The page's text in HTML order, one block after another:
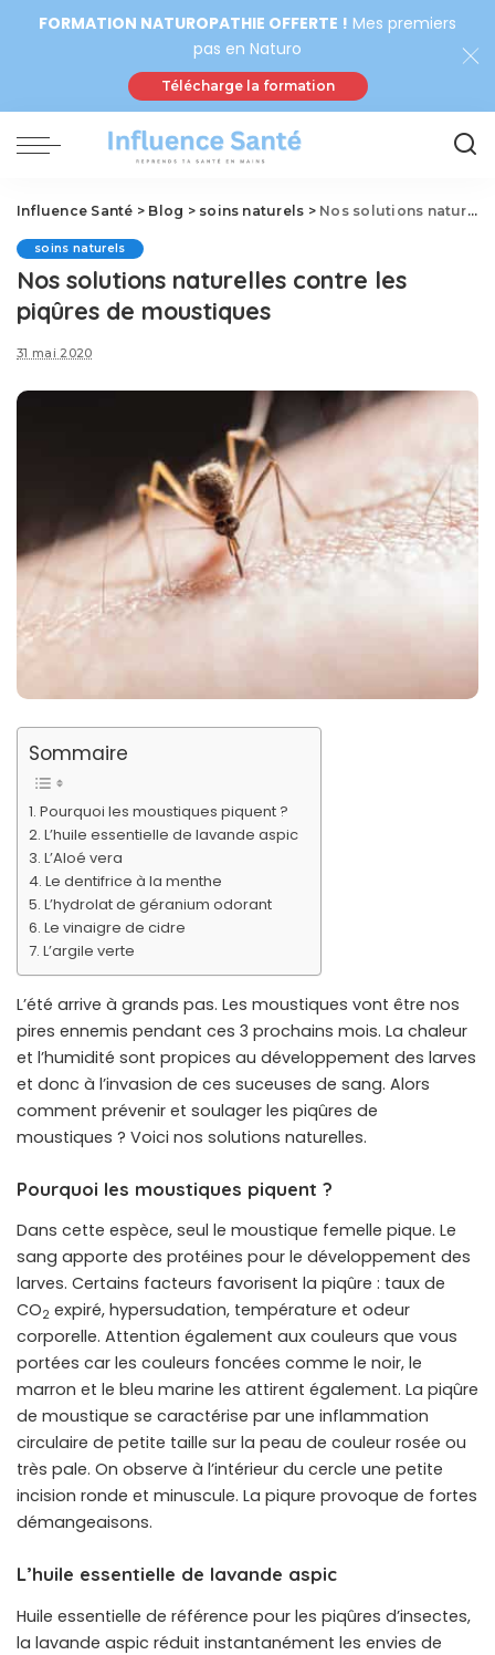
FORMATION NATUROPATHIE OFFERTE ! Mes premiers
pas en Naturo
Télécharge la formation
Influence Santé > Blog > soins naturels > Nos solutions naturelles contre les piqûres de moustiques
soins naturels
Nos solutions naturelles contre les
piqûres de moustiques
31 mai 2020
Sommaire
Pourquoi les moustiques piquent ?
L’huile essentielle de lavande aspic
L’Aloé vera
Le dentifrice à la menthe
L’hydrolat de géranium odorant
Le vinaigre de cidre
L’argile verte
L’été arrive à grands pas. Les moustiques vont être nos
pires ennemis pendant ces 3 prochains mois. La chaleur
et l’humidité sont propices au développement des larves
et donc à l’invasion de ces suceuses de sang. Alors
comment prévenir et soulager les piqûres de
moustiques ? Voici nos solutions naturelles.
Pourquoi les moustiques piquent ?
Dans cette espèce, seul le moustique femelle pique. Le
sang apporte des protéines pour le développement des
larves. Certains facteurs favorisent la piqûre : taux de
CO2 expiré, hypersudation, température et odeur
corporelle. Attention également aux couleurs que vous
portées car les couleurs foncées comme le noir, le
marron et le bleu marine les attirent également. La piqûre
de moustique se caractérise par une inflammation
circulaire de petite taille sur la peau de couleur rosée ou
très pale. On observe à l’intérieur du cercle une petite
incision ronde et minuscule. La piqure provoque de fortes
démangeaisons.
L’huile essentielle de lavande aspic
Huile essentielle de référence pour les piqûres d’insectes,
la lavande aspic réduit instantanément les envies de